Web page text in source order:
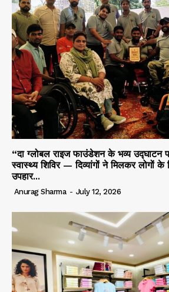
“दा ग्लोबल राइज फाउंडेशन के भव्य उद्घाटन
स्वास्थ्य शिविर — दिव्यांगों ने मिलकर लोगों
उपहार...
Anurag Sharma - July 12, 2026